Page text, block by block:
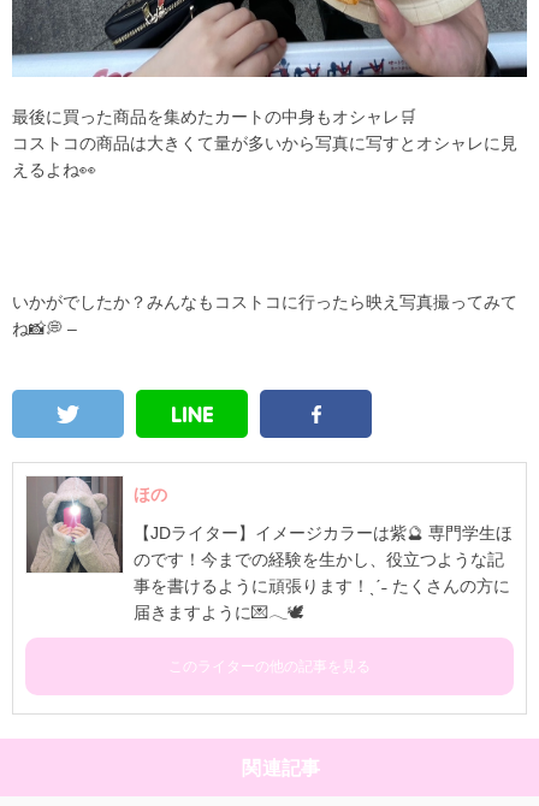
最後に買った商品を集めたカートの中身もオシャレ🛒
コストコの商品は大きくて量が多いから写真に写すとオシャレに見
えるよね👀
いかがでしたか？みんなもコストコに行ったら映え写真撮ってみて
ね📸💭 –
ほの
【JDライター】イメージカラーは紫🔮 専門学生ほ
のです！今までの経験を生かし、役立つような記
事を書けるように頑張ります！ˎˊ˗ たくさんの方に
届きますように💌𓂃🕊
このライターの他の記事を見る
関連記事